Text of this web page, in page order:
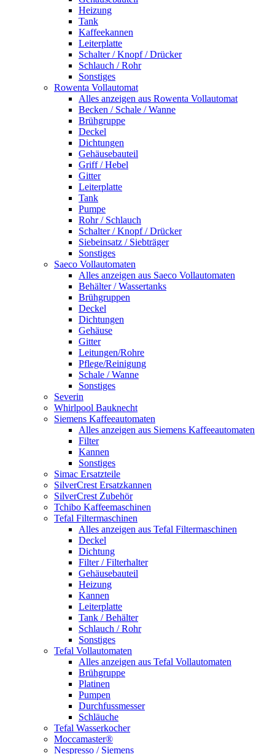
Heizung
Tank
Kaffeekannen
Leiterplatte
Schalter / Knopf / Drücker
Schlauch / Rohr
Sonstiges
Rowenta Vollautomat
Alles anzeigen aus Rowenta Vollautomat
Becken / Schale / Wanne
Brühgruppe
Deckel
Dichtungen
Gehäusebauteil
Griff / Hebel
Gitter
Leiterplatte
Tank
Pumpe
Rohr / Schlauch
Schalter / Knopf / Drücker
Siebeinsatz / Siebträger
Sonstiges
Saeco Vollautomaten
Alles anzeigen aus Saeco Vollautomaten
Behälter / Wassertanks
Brühgruppen
Deckel
Dichtungen
Gehäuse
Gitter
Leitungen/Rohre
Pflege/Reinigung
Schale / Wanne
Sonstiges
Severin
Whirlpool Bauknecht
Siemens Kaffeeautomaten
Alles anzeigen aus Siemens Kaffeeautomaten
Filter
Kannen
Sonstiges
Simac Ersatzteile
SilverCrest Ersatzkannen
SilverCrest Zubehör
Tchibo Kaffeemaschinen
Tefal Filtermaschinen
Alles anzeigen aus Tefal Filtermaschinen
Deckel
Dichtung
Filter / Filterhalter
Gehäusebauteil
Heizung
Kannen
Leiterplatte
Tank / Behälter
Schlauch / Rohr
Sonstiges
Tefal Vollautomaten
Alles anzeigen aus Tefal Vollautomaten
Brühgruppe
Platinen
Pumpen
Durchfussmesser
Schläuche
Tefal Wasserkocher
Moccamaster®
Nespresso / Siemens